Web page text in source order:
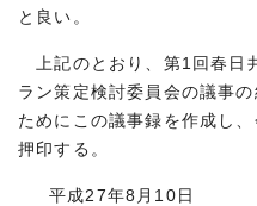
と良い。
上記のとおり、第1回春日
ラン策定検討委員会の議事
ためにこの議事録を作成し
押印する。
平成27年8月10日